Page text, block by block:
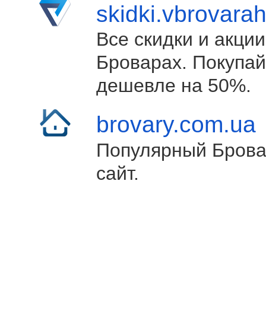
Все скидки и
Броварах.
дешевле на 50%.
brovary.com.ua
Популярный
сайт.